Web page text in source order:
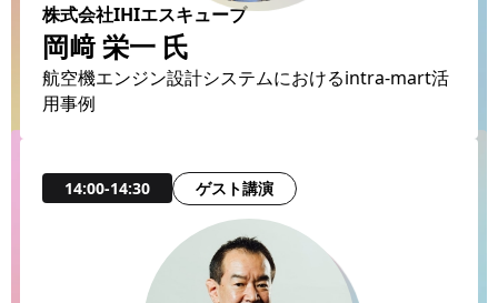
株式会社IHIエスキューブ
岡﨑 栄一 氏
航空機エンジン設計システムにおけるintra-mart活
用事例
14:00-14:30 ゲスト講演